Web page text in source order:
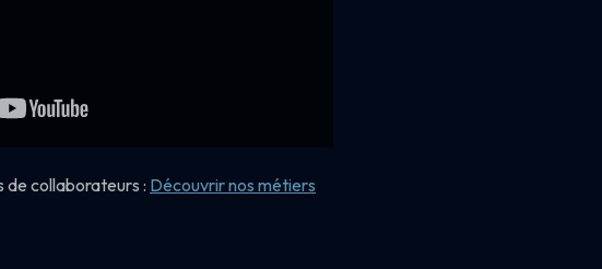
de collaborateurs : Découvrir nos métiers